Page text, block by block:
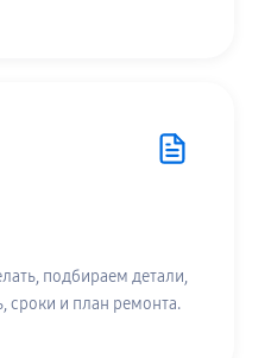
подбираем детали,
сроки и план ремонта.